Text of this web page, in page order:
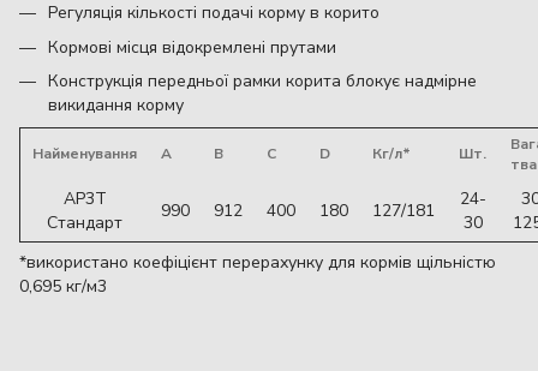
Регуляція кількості подачі корму в корито
Кормові місця відокремлені прутами
Конструкція передньої рамки корита блокує надмірне
викидання корму
Найменування A B C D Кг/л* Шт.
AP3T
Стандарт
990 912 400 180 127/181
24-
30
*використано коефіцієнт перерахунку для кормів щільністю
0,695 кг/м3